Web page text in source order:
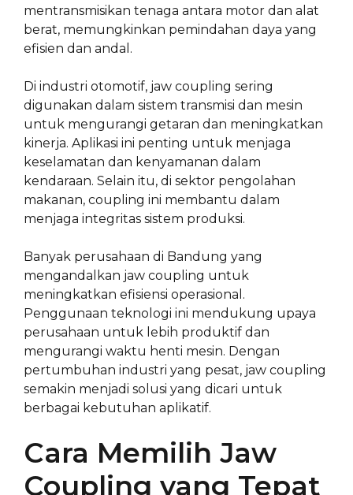
mentransmisikan tenaga antara motor dan alat
berat, memungkinkan pemindahan daya yang
efisien dan andal.
Di industri otomotif, jaw coupling sering
digunakan dalam sistem transmisi dan mesin
untuk mengurangi getaran dan meningkatkan
kinerja. Aplikasi ini penting untuk menjaga
keselamatan dan kenyamanan dalam
kendaraan. Selain itu, di sektor pengolahan
makanan, coupling ini membantu dalam
menjaga integritas sistem produksi.
Banyak perusahaan di Bandung yang
mengandalkan jaw coupling untuk
meningkatkan efisiensi operasional.
Penggunaan teknologi ini mendukung upaya
perusahaan untuk lebih produktif dan
mengurangi waktu henti mesin. Dengan
pertumbuhan industri yang pesat, jaw coupling
semakin menjadi solusi yang dicari untuk
berbagai kebutuhan aplikatif.
Cara Memilih Jaw
Coupling yang Tepat